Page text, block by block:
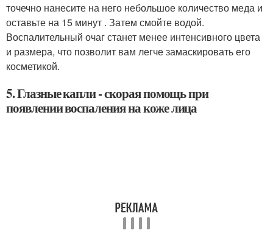
точечно нанесите на него небольшое количество меда и
оставьте на 15 минут . Затем смойте водой.
Воспалительный очаг станет менее интенсивного цвета
и размера, что позволит вам легче замаскировать его
косметикой.
5. Глазные капли - скорая помощь при
появлении воспаления на коже лица